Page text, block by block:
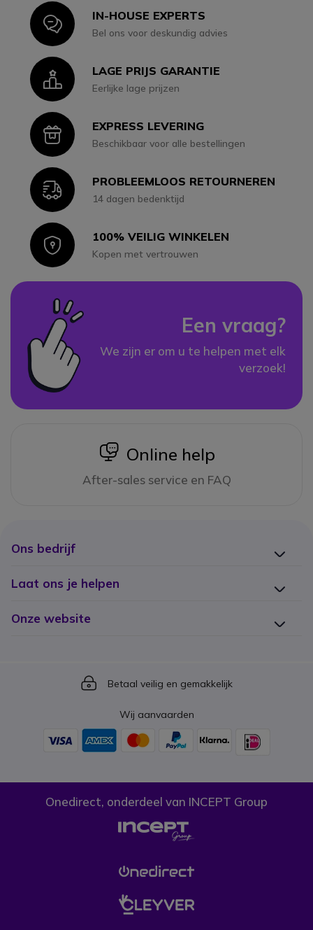
IconIN-HOUSE EXPERTS
Bel ons voor deskundig advies
IconLAGE PRIJS GARANTIE
Eerlijke lage prijzen
IconEXPRESS LEVERING
Beschikbaar voor alle bestellingen
IconPROBLEEMLOOS RETOURNEREN
14 dagen bedenktijd
Icon100% VEILIG WINKELEN
Kopen met vertrouwen
Een vraag?
We zijn er om u te helpen met elk
verzoek!
icon
Online help
After-sales service en FAQ
Ons bedrijf
Laat ons je helpen
Onze website
Icon
Betaal veilig en gemakkelijk
Wij aanvaarden
Onedirect, onderdeel van INCEPT Group